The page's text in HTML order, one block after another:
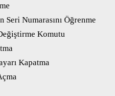
Numarasını Öğrenme
Komutu
Kapatma